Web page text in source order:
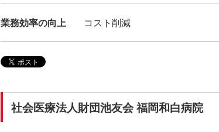
業務効率の向上 コスト削減
社会医療法人財団池友会 福岡和白病院